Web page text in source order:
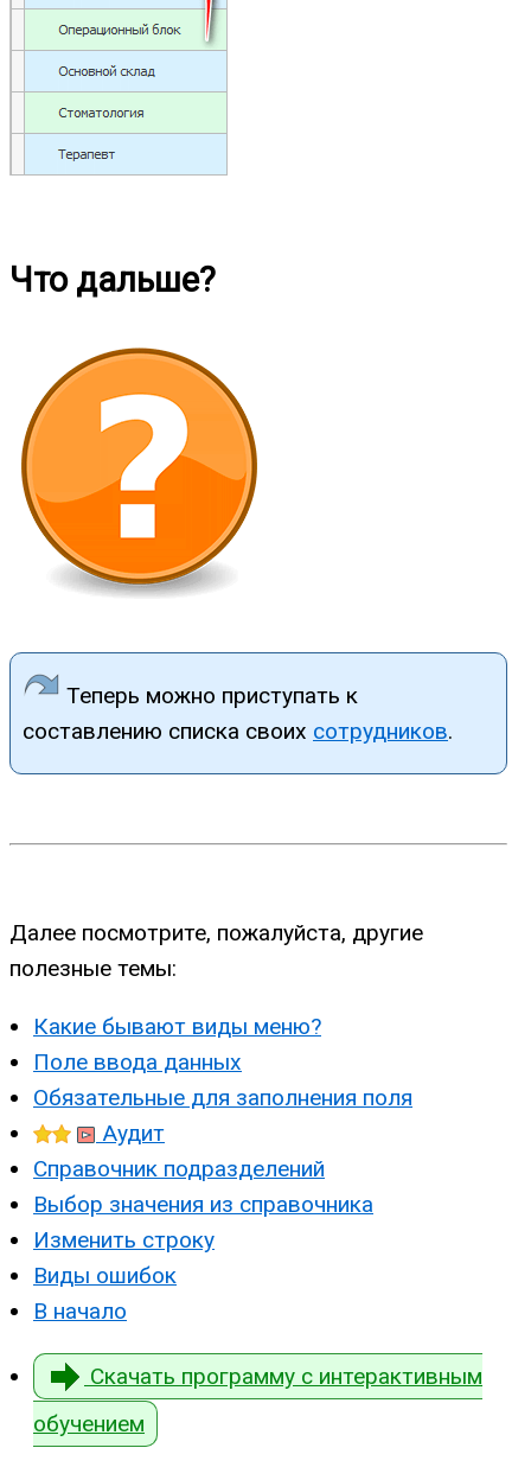
Что дальше?
Теперь можно приступать к
составлению списка своих сотрудников.
Далее посмотрите, пожалуйста, другие
полезные темы:
Какие бывают виды меню?
Поле ввода данных
Обязательные для заполнения поля
Аудит
Справочник подразделений
Выбор значения из справочника
Изменить строку
Виды ошибок
В начало
Скачать программу с интерактивным
обучением